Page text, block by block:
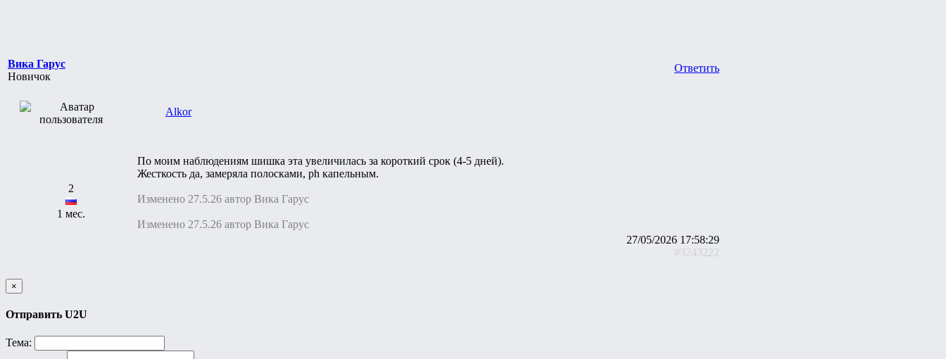
Вика Гарус
Новичок
2
1 мес.
Ответить
Alkor
По моим наблюдениям шишка эта увеличилась за короткий срок (4-5 дней).
Жесткость да, замеряла полосками, ph капельным.
Изменено 27.5.26 автор Вика Гарус
Изменено 27.5.26 автор Вика Гарус
27/05/2026 17:58:29
#3243222
×
Отправить U2U
Тема: